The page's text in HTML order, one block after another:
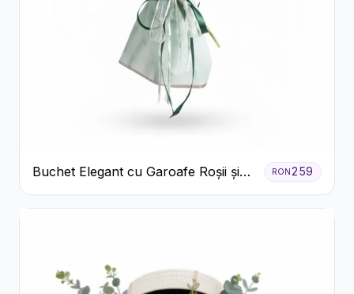
Buchet Elegant cu Garoafe Roșii și
Floarea Miresei
RON259